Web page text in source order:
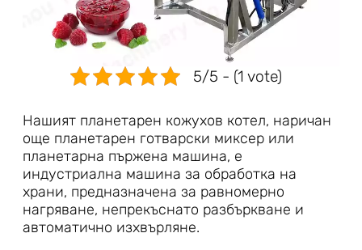
5/5 - (1 vote)
Нашият планетарен кожухов котел, наричан
още планетарен готварски миксер или
планетарна пържена машина, е
индустриална машина за обработка на
храни, предназначена за равномерно
нагряване, непрекъснато разбъркване и
автоматично изхвърляне.